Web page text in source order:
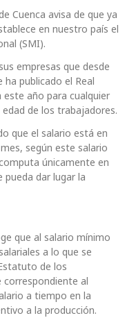
Cuenca avisa de que ya
en nuestro país el
(SMI).
empresas que desde
publicado el Real
año para cualquier
de los trabajadores.
que el salario está en
según este salario
únicamente en
pueda dar lugar la
que al salario mínimo
a lo que se
de los
correspondiente al
a tiempo en la
a la producción.